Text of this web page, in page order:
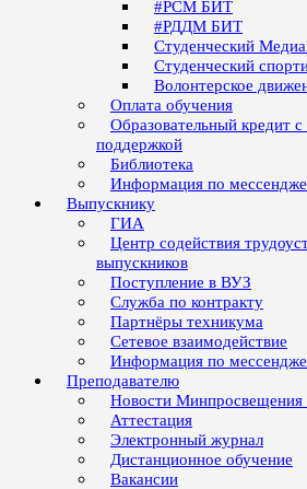
#РСМ БИТ
#РДДМ БИТ
Студенческий
Студенческий
Волонтерское
Оплата обучения
Образовательный кредит с
поддержкой
Библиотека
Информация по
Выпускнику
ГИА
Центр содействия
выпускников
Поступление в ВУЗ
Служба по контракту
Партнёры техникума
Сетевое взаимодействие
Информация по
Преподавателю
Новости Минпросвещения
Аттестация
Электронный журнал
Дистанционное обучение
Вакансии